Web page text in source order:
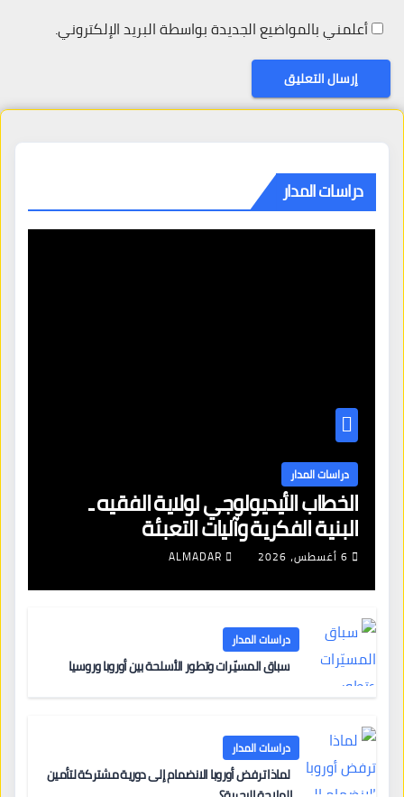
أعلمني بالمواضيع الجديدة بواسطة البريد الإلكتروني.
دراسات المدار
دراسات المدار
الخطاب الأيديولوجي لولاية الفقيه ـ
البنية الفكرية وآليات التعبئة
6 أغسطس، 2026 ALMADAR
دراسات المدار
سباق المسيّرات وتطور الأسلحة بين أوروبا وروسيا
دراسات المدار
لماذا ترفض أوروبا الانضمام إلى دورية مشتركة لتأمين